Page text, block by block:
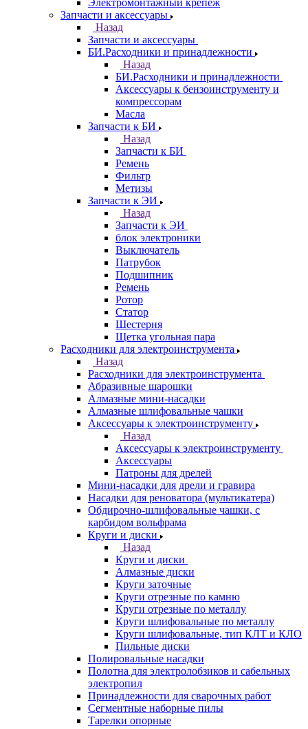
Электромонтажный крепеж
Запчасти и аксессуары
Назад
Запчасти и аксессуары
БИ.Расходники и принадлежности
Назад
БИ.Расходники и принадлежности
Аксессуары к бензоинструменту и
компрессорам
Масла
Запчасти к БИ
Назад
Запчасти к БИ
Ремень
Фильтр
Метизы
Запчасти к ЭИ
Назад
Запчасти к ЭИ
блок электроники
Выключатель
Патрубок
Подшипник
Ремень
Ротор
Статор
Шестерня
Щетка угольная пара
Расходники для электроинструмента
Назад
Расходники для электроинструмента
Абразивные шарошки
Алмазные мини-насадки
Алмазные шлифовальные чашки
Аксессуары к электроинструменту
Назад
Аксессуары к электроинструменту
Аксессуары
Патроны для дрелей
Мини-насадки для дрели и гравира
Насадки для реноватора (мультикатера)
Обдирочно-шлифовальные чашки, с
карбидом вольфрама
Круги и диски
Назад
Круги и диски
Алмазные диски
Круги заточные
Круги отрезные по камню
Круги отрезные по металлу
Круги шлифовальные по металлу
Круги шлифовальные, тип КЛТ и КЛО
Пильные диски
Полировальные насадки
Полотна для электролобзиков и сабельных
электропил
Принадлежности для сварочных работ
Сегментные наборные пилы
Тарелки опорные